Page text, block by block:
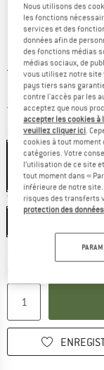
Prix initial :
24,95€
Prix:
13,72€ TVA incl.
hors Frais de livraison
Couleur:Black
-45 %
Taille:One Size
Délai de livraison: 3-5
Nous utilisons des
les fonctions
services et des
données afin de
des fonctions médias
médias sociaux, de
vous utilisez notre site
pays tiers sans
contre l'accès par les
acceptez que nous
accepter les cookies à
veuillez cliquer ici.
cookies à tout
catégories. Votre
l’utilisation de ce site
tout moment dans «
inférieure de notre
risques des transferts
protection des données